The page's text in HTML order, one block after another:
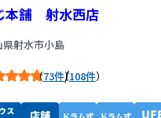
本舗 射水西店
射水市小島
73件/108件